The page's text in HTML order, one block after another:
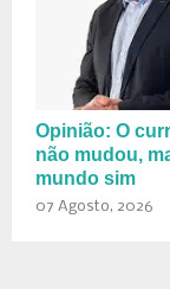
Opinião: O
não mudou,
mundo sim
07 Agosto, 2026